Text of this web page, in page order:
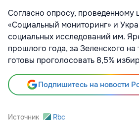
Согласно опросу, проведенному
«Социальный мониторинг» и
социальных исследований им.
прошлого года, за Зеленского на
готовы проголосовать 8,5%
Подпишитесь на новости
Источник Rbc